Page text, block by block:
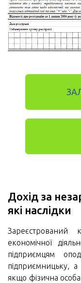
Дохід за
які наслідки
Зареєстрований
економічної
підприємцям
підприємницьку,
якщо фізична